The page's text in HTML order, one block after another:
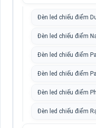
Đèn led chiếu điểm
Đèn led chiếu điểm
Đèn led chiếu điểm
Đèn led chiếu điểm
Đèn led chiếu điểm
Đèn led chiếu điểm